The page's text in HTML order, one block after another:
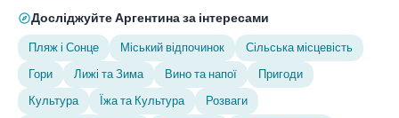
Досліджуйте Аргентина за інтересами
Пляж і Сонце Міський відпочинок
Сільська місцевість
Гори
Лижі та Зима Вино та напої
Пригоди
Культура
Їжа та Культура
Розваги